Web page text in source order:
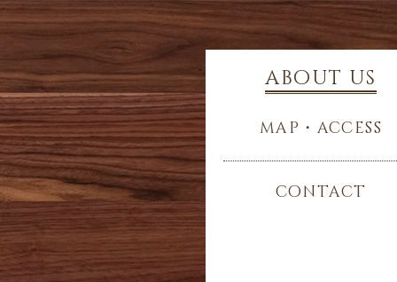
about us
map・access
contact